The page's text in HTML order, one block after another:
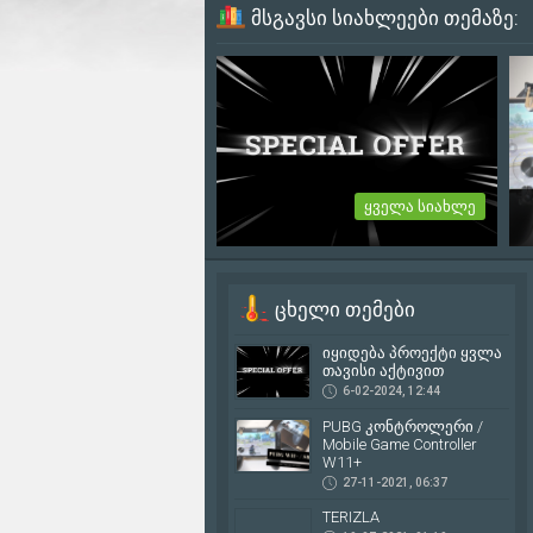
მსგავსი სიახლეები თემაზე:
ყველა სიახლე
თავისი აქტივით
იყიდება პროექტი ყვლა თავისი
აქტივით: Web Page: Mobilegames.ge
Facebook:...
ცხელი თემები
იყიდება პროექტი ყვლა
თავისი აქტივით
6-02-2024, 12:44
PUBG კონტროლერი /
Mobile Game Controller
W11+
27-11-2021, 06:37
TERIZLA